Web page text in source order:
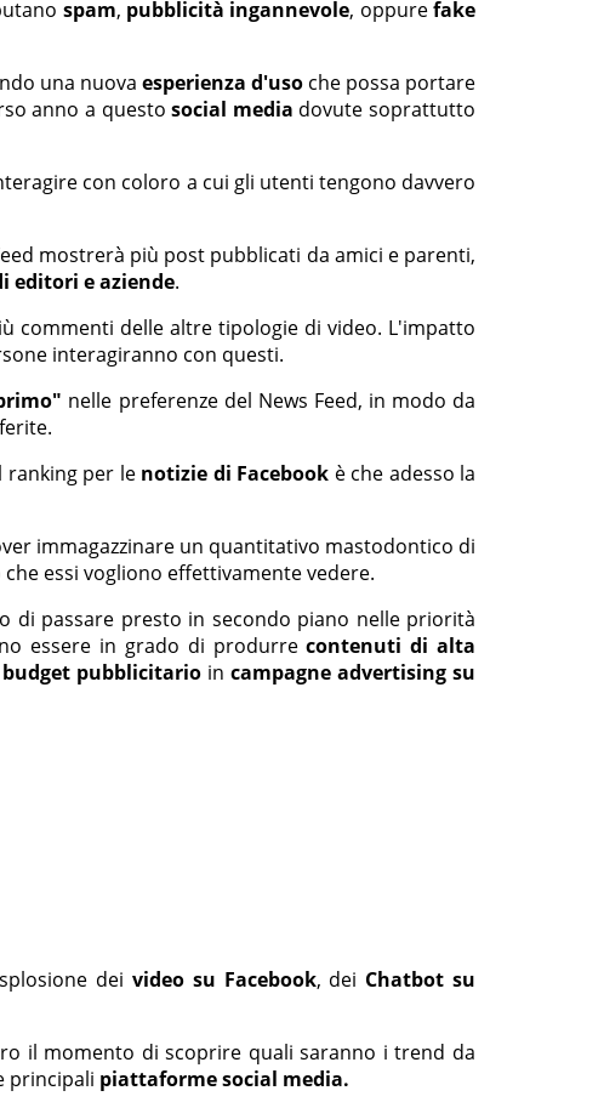
spam, pubblicità ingannevole, oppurefake
una nuova esperienza d'uso che possa portare
anno a questosocial media dovute soprattutto
con coloro a cui gli utenti tengono davvero
mostrerà più post pubblicati da amici e parenti,
editori e aziende.
commenti delle altre tipologie di video. L'impatto
interagiranno con questi.
nelle preferenze del News Feed, in modo da
per le notizie di Facebook è che adesso la
immagazzinare un quantitativo mastodontico di
essi vogliono effettivamente vedere.
di passare presto in secondo piano nelle priorità
essere in grado di produrrecontenuti di alta
budget pubblicitarioin campagne advertising su
deivideo su Facebook, dei Chatbot su
il momento di scoprire quali saranno i trend da
principali piattaforme social media.